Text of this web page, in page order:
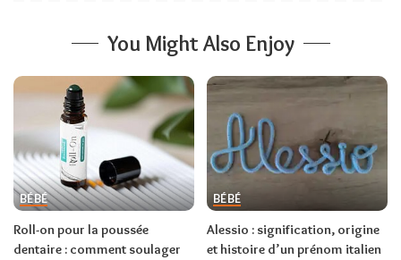
You Might Also Enjoy
BÉBÉ
Roll-on pour la poussée
dentaire : comment soulager
BÉBÉ
Alessio : signification, origine
et histoire d’un prénom italien